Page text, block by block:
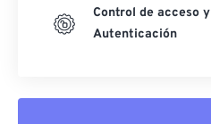
Control de acceso y
Autenticación